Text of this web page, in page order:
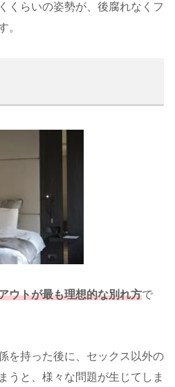
くらいの姿勢が、後腐れなくフ
。
ウトが最も理想的な別れ方で
を持った後に、セックス以外の
うと、様々な問題が生じてしま